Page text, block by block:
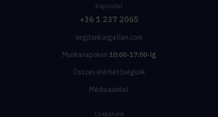
Kapcsolat
+36 1 237 2065
segitunk.ingatlan.com
Munkanapokon 10:00-17:00-ig
Összes elérhetőségünk
Médiaajánlat
Csapatunk